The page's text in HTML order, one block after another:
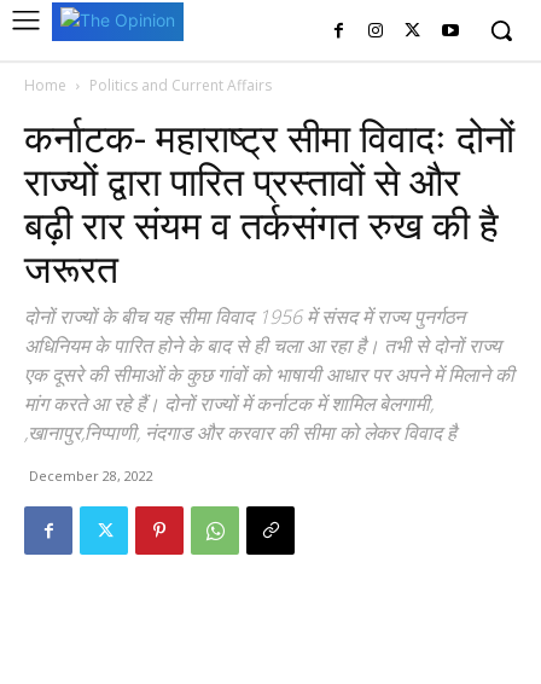
Home Politics and Current Affairs
कर्नाटक- महाराष्ट्र सीमा विवादः दोनों
राज्यों द्वारा पारित प्रस्तावों से और
बढ़ी रार संयम व तर्कसंगत रुख की है
जरूरत
दोनों राज्यों के बीच यह सीमा विवाद 1956 में संसद में राज्य पुनर्गठन
अधिनियम के पारित होने के बाद से ही चला आ रहा है। तभी से दोनों राज्य
एक दूसरे की सीमाओं के कुछ गांवों को भाषायी आधार पर अपने में मिलाने की
मांग करते आ रहे हैं। दोनों राज्यों में कर्नाटक में शामिल बेलगामी,
,खानापुर,निप्पाणी, नंदगाड और करवार की सीमा को लेकर विवाद है
December 28, 2022